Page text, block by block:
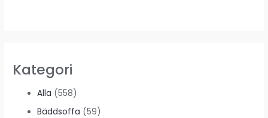
Kategori
Alla (558)
Bäddsoffa (59)